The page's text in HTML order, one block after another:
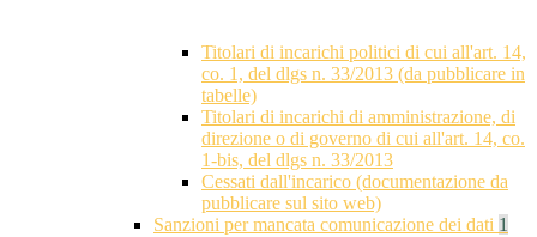
Titolari di incarichi politici di cui all'art. 14,
co. 1, del dlgs n. 33/2013 (da pubblicare in
tabelle)
Titolari di incarichi di amministrazione, di
direzione o di governo di cui all'art. 14, co.
1-bis, del dlgs n. 33/2013
Cessati dall'incarico (documentazione da
pubblicare sul sito web)
Sanzioni per mancata comunicazione dei dati 1